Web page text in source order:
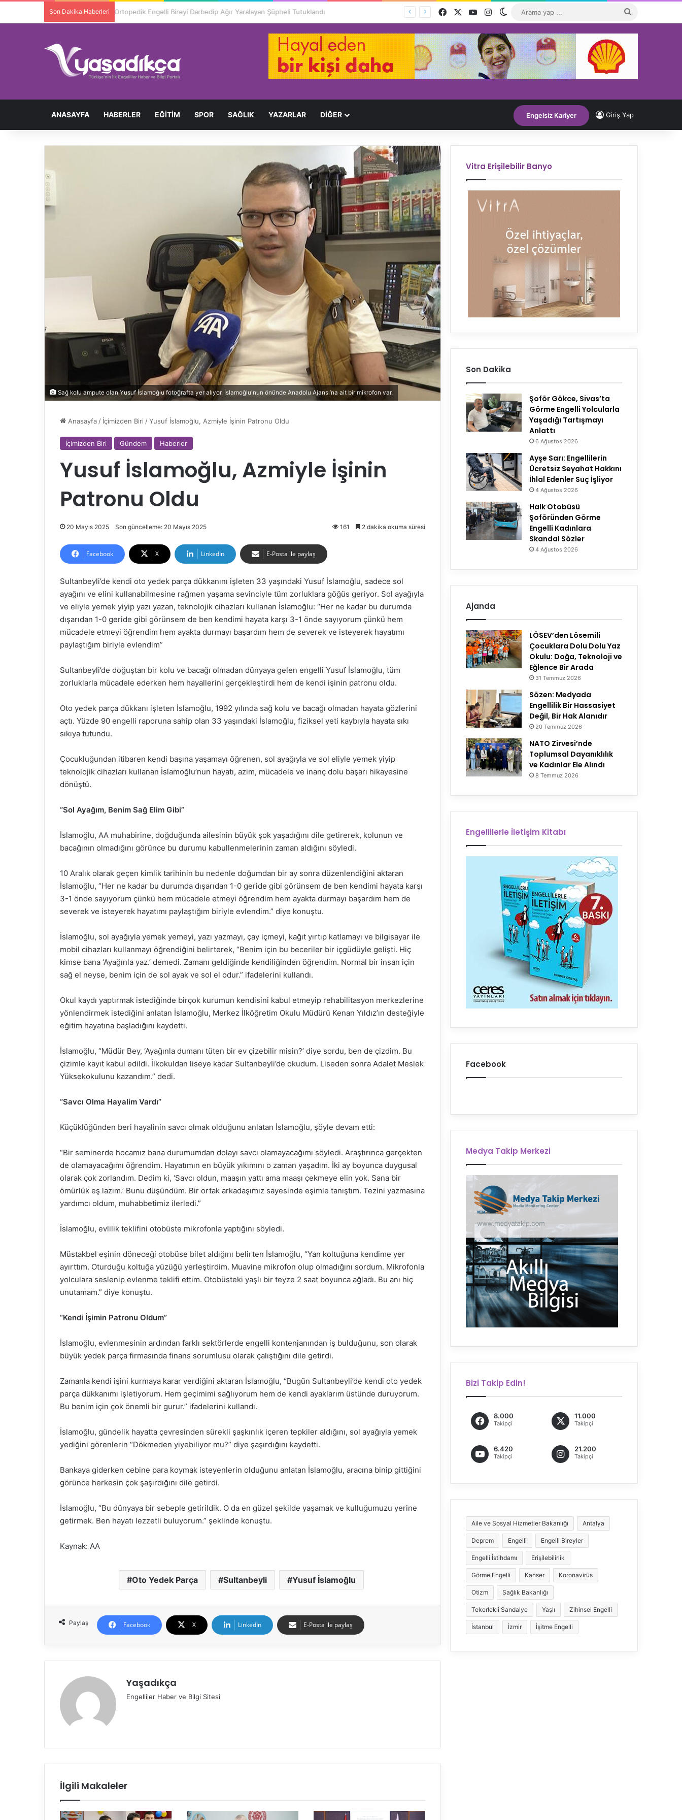
Son Dakika Haberleri Ortopedik Engelli Bireyi Darbedip Ağır Yaralayan Şüpheli Tutuklandı Facebook YouTubeInstagramDış görünümü değiştir
...
ANASAYFA HABERLER EĞITIM SPOR SAĞLIK YAZARLAR DİĞER Engelsiz Kariyer Giriş Yap
Sağ kolu ampute olan Yusuf İslamoğlu fotoğrafta yer alıyor. İslamoğlu'nun önünde Anadolu Ajansı’na ait bir mikrofon var.
Anasayfa / İçimizden Biri /Yusuf İslamoğlu, Azmiyle İşinin Patronu Oldu
İçimizden Biri Gündem Haberler
Yusuf İslamoğlu, Azmiyle İşinin
Patronu Oldu
20 Mayıs 2025 Son güncelleme: 20 Mayıs 2025 161 2 dakika okuma süresi
Facebook X LinkedIn E-Posta ile paylaş
Sultanbeyli’de kendi oto yedek parça dükkanını işleten 33 yaşındaki Yusuf İslamoğlu, sadece sol
ayağını ve elini kullanabilmesine rağmen yaşama sevinciyle tüm zorluklara göğüs geriyor. Sol ayağıyla
ve eliyle yemek yiyip yazı yazan, teknolojik cihazları kullanan İslamoğlu: “Her ne kadar bu durumda
dışarıdan 1-0 geride gibi görünsem de ben kendimi hayata karşı 3-1 önde sayıyorum çünkü hem
mücadele etmeyi öğrendim hem ayakta durmayı başardım hem de severek ve isteyerek hayatımı
paylaştığım biriyle evlendim”
Sultanbeyli’de doğuştan bir kolu ve bacağı olmadan dünyaya gelen engelli Yusuf İslamoğlu, tüm
zorluklarla mücadele ederken hem hayallerini gerçekleştirdi hem de kendi işinin patronu oldu.
Oto yedek parça dükkanı işleten İslamoğlu, 1992 yılında sağ kolu ve bacağı olmadan hayata gözlerini
açtı. Yüzde 90 engelli raporuna sahip olan 33 yaşındaki İslamoğlu, fiziksel yeti kaybıyla hayata sıkı
sıkıya tutundu.
Çocukluğundan itibaren kendi başına yaşamayı öğrenen, sol ayağıyla ve sol eliyle yemek yiyip
teknolojik cihazları kullanan İslamoğlu’nun hayatı, azim, mücadele ve inanç dolu başarı hikayesine
dönüştü.
“Sol Ayağım, Benim Sağ Elim Gibi”
İslamoğlu, AA muhabirine, doğduğunda ailesinin büyük şok yaşadığını dile getirerek, kolunun ve
bacağının olmadığını görünce bu durumu kabullenmelerinin zaman aldığını söyledi.
10 Aralık olarak geçen kimlik tarihinin bu nedenle doğumdan bir ay sonra düzenlendiğini aktaran
İslamoğlu, “Her ne kadar bu durumda dışarıdan 1-0 geride gibi görünsem de ben kendimi hayata karşı
3-1 önde sayıyorum çünkü hem mücadele etmeyi öğrendim hem ayakta durmayı başardım hem de
severek ve isteyerek hayatımı paylaştığım biriyle evlendim.” diye konuştu.
İslamoğlu, sol ayağıyla yemek yemeyi, yazı yazmayı, çay içmeyi, kağıt yırtıp katlamayı ve bilgisayar ile
mobil cihazları kullanmayı öğrendiğini belirterek, “Benim için bu beceriler bir içgüdüyle gelişti. Hiç
kimse bana ‘Ayağınla yaz.’ demedi. Zamanı geldiğinde kendiliğinden öğrendim. Normal bir insan için
sağ el neyse, benim için de sol ayak ve sol el odur.” ifadelerini kullandı.
Okul kaydı yaptırmak istediğinde birçok kurumun kendisini kabul etmeyip rehabilitasyon merkezlerine
yönlendirmek istediğini anlatan İslamoğlu, Merkez İlköğretim Okulu Müdürü Kenan Yıldız’ın desteğiyle
eğitim hayatına başladığını kaydetti.
İslamoğlu, “Müdür Bey, ‘Ayağınla dumanı tüten bir ev çizebilir misin?’ diye sordu, ben de çizdim. Bu
çizimle kayıt kabul edildi. İlkokuldan liseye kadar Sultanbeyli’de okudum. Liseden sonra Adalet Meslek
Yüksekokulunu kazandım.” dedi.
“Savcı Olma Hayalim Vardı”
Küçüklüğünden beri hayalinin savcı olmak olduğunu anlatan İslamoğlu, şöyle devam etti:
“Bir seminerde hocamız bana durumumdan dolayı savcı olamayacağımı söyledi. Araştırınca gerçekten
de olamayacağımı öğrendim. Hayatımın en büyük yıkımını o zaman yaşadım. İki ay boyunca duygusal
olarak çok zorlandım. Dedim ki, ‘Savcı oldun, maaşın yattı ama maaşı çekmeye elin yok. Sana bir
ömürlük eş lazım.’ Bunu düşündüm. Bir ortak arkadaşımız sayesinde eşimle tanıştım. Tezini yazmasına
yardımcı oldum, muhabbetimiz ilerledi.”
İslamoğlu, evlilik teklifini otobüste mikrofonla yaptığını söyledi.
Müstakbel eşinin döneceği otobüse bilet aldığını belirten İslamoğlu, “Yan koltuğuna kendime yer
ayırttım. Oturduğu koltuğa yüzüğü yerleştirdim. Muavine mikrofon olup olmadığını sordum. Mikrofonla
yolculara seslenip evlenme teklifi ettim. Otobüsteki yaşlı bir teyze 2 saat boyunca ağladı. Bu anı hiç
unutamam.” diye konuştu.
“Kendi İşimin Patronu Oldum”
İslamoğlu, evlenmesinin ardından farklı sektörlerde engelli kontenjanından iş bulduğunu, son olarak
büyük yedek parça firmasında finans sorumlusu olarak çalıştığını dile getirdi.
Zamanla kendi işini kurmaya karar verdiğini aktaran İslamoğlu, “Bugün Sultanbeyli’de kendi oto yedek
parça dükkanımı işletiyorum. Hem geçimimi sağlıyorum hem de kendi ayaklarım üstünde duruyorum.
Bu benim için çok önemli bir gurur.” ifadelerini kullandı.
İslamoğlu, gündelik hayatta çevresinden sürekli şaşkınlık içeren tepkiler aldığını, sol ayağıyla yemek
yediğini görenlerin “Dökmeden yiyebiliyor mu?” diye şaşırdığını kaydetti.
Bankaya giderken cebine para koymak isteyenlerin olduğunu anlatan İslamoğlu, aracına binip gittiğini
görünce herkesin çok şaşırdığını dile getirdi.
İslamoğlu, “Bu dünyaya bir sebeple getirildik. O da en güzel şekilde yaşamak ve kulluğumuzu yerine
getirmek. Ben hayatı lezzetli buluyorum.” şeklinde konuştu.
Kaynak: AA
Oto Yedek Parça Sultanbeyli Yusuf İslamoğlu
Paylaş Facebook X LinkedIn E-Posta ile paylaş
Yaşadıkça
Engelliler Haber ve Bilgi Sitesi
İlgili Makaleler
Vitra Erişilebilir Banyo
Son Dakika
Şoför Gökce, Sivas’ta
Görme Engelli Yolcularla
Yaşadığı Tartışmayı
Anlattı
6 Ağustos 2026
Ayşe Sarı: Engellilerin
Ücretsiz Seyahat Hakkını
İhlal Edenler Suç İşliyor
4 Ağustos 2026
Halk Otobüsü
Şoföründen Görme
Engelli Kadınlara
Skandal Sözler
4 Ağustos 2026
Ajanda
LÖSEV’den Lösemili
Çocuklara Dolu Dolu Yaz
Okulu: Doğa, Teknoloji ve
Eğlence Bir Arada
31 Temmuz 2026
Sözen: Medyada
Engellilik Bir Hassasiyet
Değil, Bir Hak Alanıdır
20 Temmuz 2026
NATO Zirvesi’nde
Toplumsal Dayanıklılık
ve Kadınlar Ele Alındı
8 Temmuz 2026
Engellilerle İletişim Kitabı
Facebook
Medya Takip Merkezi
Bizi Takip Edin!
8.000
Takipçi
11.000
Takipçi
6.420
Takipçi
21.200
Takipçi
Aile ve Sosyal Hizmetler Bakanlığı Antalya
Deprem Engelli Engelli Bireyler
Engelli İstihdamı Erişilebilirlik
Görme Engelli Kanser Koronavirüs
Otizm Sağlık Bakanlığı
Tekerlekli Sandalye Yaşlı Zihinsel Engelli
İstanbul İzmir İşitme Engelli